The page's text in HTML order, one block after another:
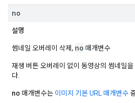
no
설명
썸네일 오버레이 삭제, no 매개변수
재생 버튼 오버레이 없이 동영상의 썸네일
다.
no 매개변수는 이미지 기본 URL 매개변수